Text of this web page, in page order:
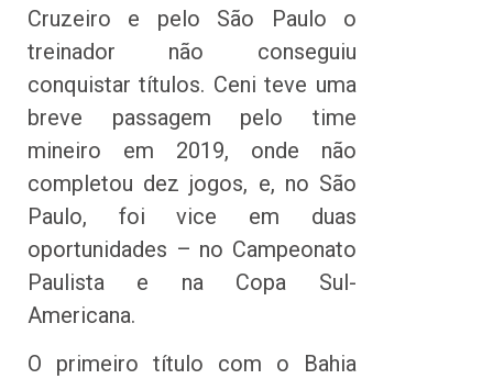
Cruzeiro e pelo São Paulo o
treinador não conseguiu
conquistar títulos. Ceni teve uma
breve passagem pelo time
mineiro em 2019, onde não
completou dez jogos, e, no São
Paulo, foi vice em duas
oportunidades – no Campeonato
Paulista e na Copa Sul-
Americana.
O primeiro título com o Bahia